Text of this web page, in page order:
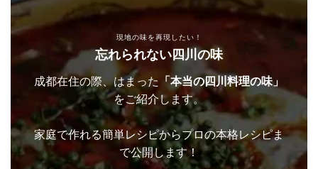
現地の味を再現したい！
忘れられない四川の味
成都在住の際、はまった
「本当の四川料理の味」
をご紹介します。
家庭で作れる簡単レシピからプロの本格レシピま
で公開します！